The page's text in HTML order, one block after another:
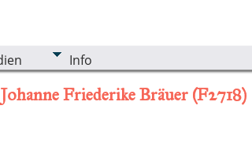
Info
Friederike Bräuer (F2718)